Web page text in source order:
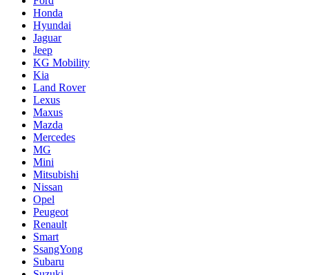
Honda
Hyundai
Jaguar
Jeep
KG Mobility
Kia
Land Rover
Lexus
Maxus
Mazda
Mercedes
MG
Mini
Mitsubishi
Nissan
Opel
Peugeot
Renault
Smart
SsangYong
Subaru